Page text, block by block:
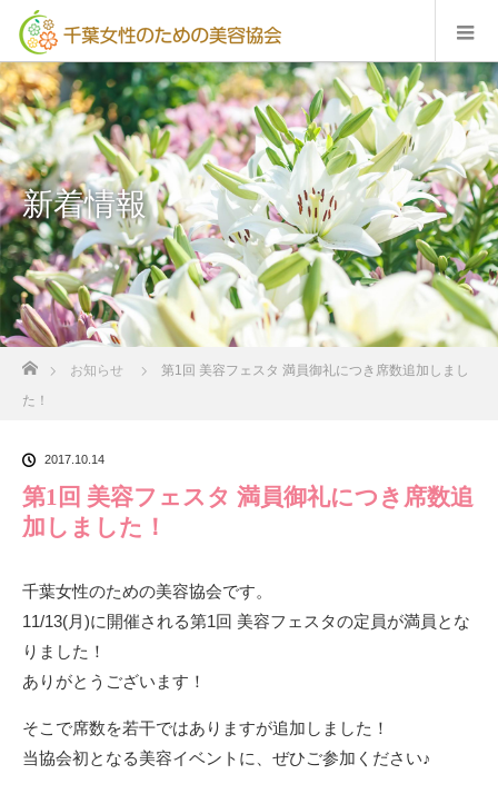
新着情報
ホーム
お知らせ
第1回 美容フェスタ 満員御礼につき席数追加しまし
た！
2017.10.14
第1回 美容フェスタ 満員御礼につき席数追
加しました！
千葉女性のための美容協会です。
11/13(月)に開催される第1回 美容フェスタの定員が満員とな
りました！
ありがとうございます！
そこで席数を若干ではありますが追加しました！
当協会初となる美容イベントに、ぜひご参加ください♪